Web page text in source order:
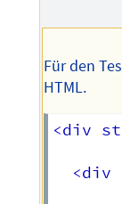
Für den
HTML.
<div
<div